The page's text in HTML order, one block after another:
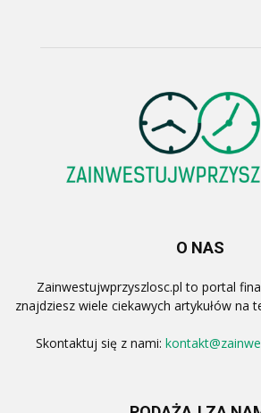
O NAS
Zainwestujwprzyszlosc.pl to portal
znajdziesz wiele ciekawych artykułów na
Skontaktuj się z nami: